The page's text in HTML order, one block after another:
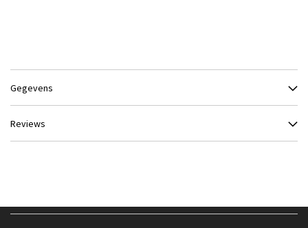
Gegevens
Reviews